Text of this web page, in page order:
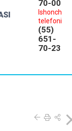
70-00
Ishonch
telefoni
(55)
651-
70-23